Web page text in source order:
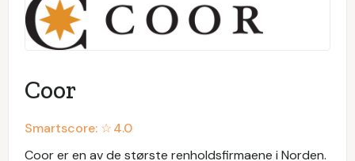
Coor
Smartscore: ☆4.0
Coor er en av de største renholdsfirmaene i Norden.